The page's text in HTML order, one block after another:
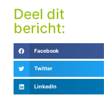
Deel dit
bericht:
Facebook
Twitter
LinkedIn